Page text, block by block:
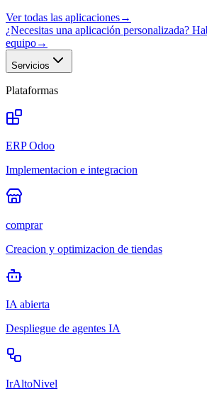
Ver todas las aplicaciones→
¿Necesitas una aplicación personalizada?
equipo→
Servicios
Plataformas
ERP Odoo
Implementacion e integracion
comprar
Creacion y optimizacion de tiendas
IA abierta
Despliegue de agentes IA
IrAltoNivel